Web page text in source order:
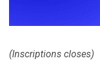
(Inscriptions closes)